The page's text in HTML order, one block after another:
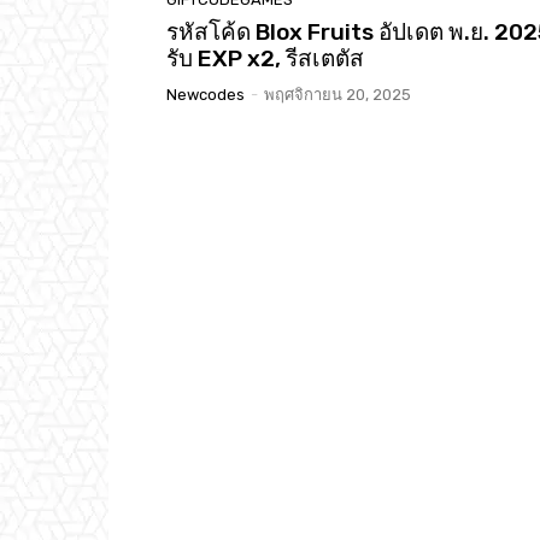
รหัสโค้ด Blox Fruits อัปเดต พ.ย.
รับ EXP x2, รีสเตตัส
Newcodes - พฤศจิกายน 20, 2025